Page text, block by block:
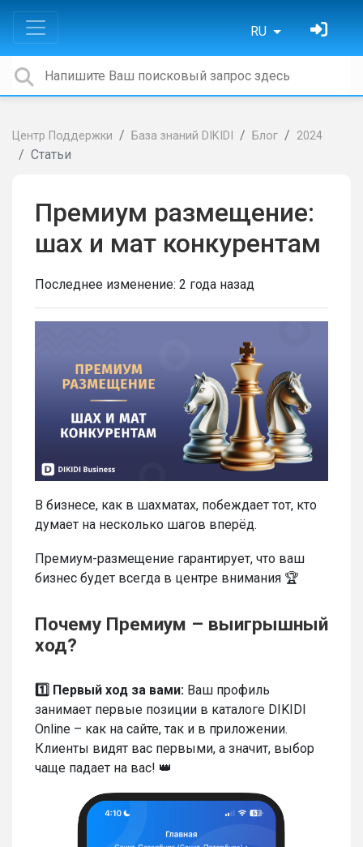
RU
Центр Поддержки База знаний DIKIDI Блог 2024
Статьи
Премиум размещение:
шах и мат конкурентам
Последнее изменение: 2 года назад
В бизнесе, как в шахматах, побеждает тот, кто
думает на несколько шагов вперёд.
Премиум-размещение гарантирует, что ваш
бизнес будет всегда в центре внимания 🏆
Почему Премиум – выигрышный
ход?
1️⃣ Первый ход за вами: Ваш профиль
занимает первые позиции в каталоге DIKIDI
Online – как на сайте, так и в приложении.
Клиенты видят вас первыми, а значит, выбор
чаще падает на вас! 👑